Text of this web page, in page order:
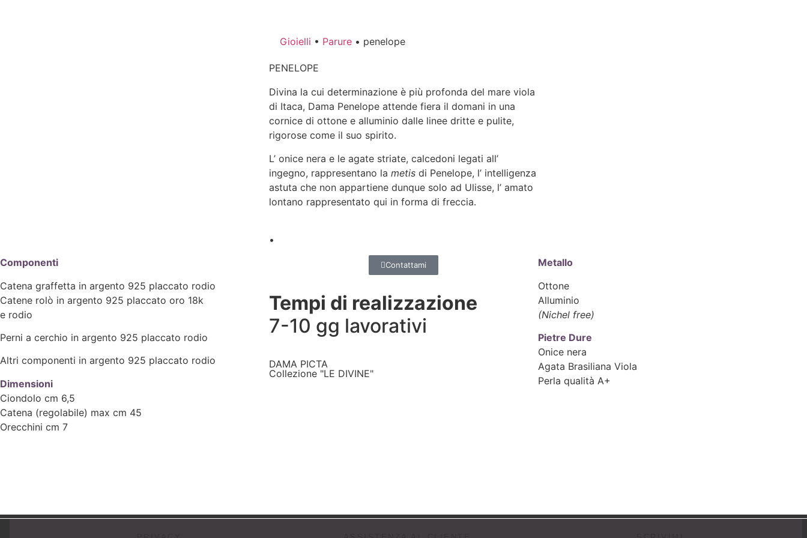
Gioielli • Parure• penelope
PENELOPE
Divina la cui determinazione è più profonda del mare viola
di Itaca, Dama Penelope attende fiera il domani in una
cornice di ottone e alluminio dalle linee dritte e pulite,
rigorose come il suo spirito.
L’ onice nera e le agate striate, calcedoni legati all’
ingegno, rappresentano la metisdi Penelope, l’ intelligenza
astuta che non appartiene dunque solo ad Ulisse, l’ amato
lontano rappresentato qui in forma di freccia.
•
Componenti
Catena graffetta in argento 925 placcato rodio
Catene rolò in argento 925 placcato oro 18k
e rodio
Perni a cerchio in argento 925 placcato rodio
Altri componenti in argento 925 placcato rodio
Dimensioni
Ciondolo cm 6,5
Catena (regolabile) max cm 45
Orecchini cm 7
Contattami
Tempi di realizzazione
7-10 gg lavorativi
DAMA PICTA
Collezione "LE DIVINE"
Metallo
Ottone
Alluminio
(Nichel free)
Pietre Dure
Onice nera
Agata Brasiliana Viola
Perla qualità A+